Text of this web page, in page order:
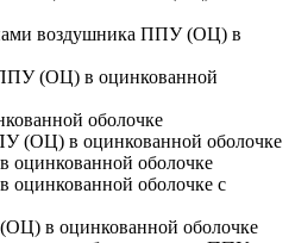
воздушника ППУ (ОЦ) в
(ОЦ) в оцинкованной
оболочке
(ОЦ) в оцинкованной оболочке
оболочке
оболочке с
в оцинкованной оболочке